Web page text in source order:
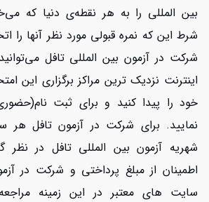
بین المللی را به هر نقطه‌ی دنیا که
شرط این که نمره قبولی مورد نظر آنها را
شرکت در آزمون بین المللی تافل
اینترنت نزدیک ترین مراکز برگزاری این
خود را پیدا کنید و برای ثبت نام(حضوری
نمایید. برای شرکت در آزمون تافل هر
شهریه آزمون بین المللی تافل در
اطمینان از مبلغ پرداختی و شرکت در
سایت های معتبر در این زمینه